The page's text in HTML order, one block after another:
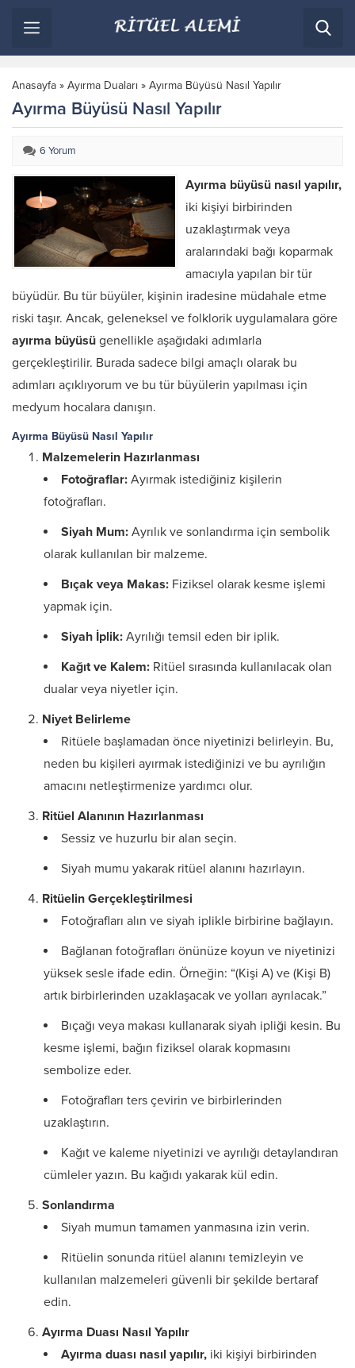
Anasayfa » Ayırma Duaları » Ayırma Büyüsü Nasıl Yapılır
Ayırma Büyüsü Nasıl Yapılır
6 Yorum
Ayırma büyüsü nasıl yapılır,
iki kişiyi birbirinden
uzaklaştırmak veya
aralarındaki bağı koparmak
amacıyla yapılan bir tür
büyüdür. Bu tür büyüler, kişinin iradesine müdahale etme
riski taşır. Ancak, geleneksel ve folklorik uygulamalara göre
ayırma büyüsü genellikle aşağıdaki adımlarla
gerçekleştirilir. Burada sadece bilgi amaçlı olarak bu
adımları açıklıyorum ve bu tür büyülerin yapılması için
medyum hocalara danışın.
Ayırma Büyüsü Nasıl Yapılır
Malzemelerin Hazırlanması
Fotoğraflar: Ayırmak istediğiniz kişilerin
fotoğrafları.
Siyah Mum: Ayrılık ve sonlandırma için sembolik
olarak kullanılan bir malzeme.
Bıçak veya Makas: Fiziksel olarak kesme işlemi
yapmak için.
Siyah İplik: Ayrılığı temsil eden bir iplik.
Kağıt ve Kalem: Ritüel sırasında kullanılacak olan
dualar veya niyetler için.
Niyet Belirleme
Ritüele başlamadan önce niyetinizi belirleyin. Bu,
neden bu kişileri ayırmak istediğinizi ve bu ayrılığın
amacını netleştirmenize yardımcı olur.
Ritüel Alanının Hazırlanması
Sessiz ve huzurlu bir alan seçin.
Siyah mumu yakarak ritüel alanını hazırlayın.
Ritüelin Gerçekleştirilmesi
Fotoğrafları alın ve siyah iplikle birbirine bağlayın.
Bağlanan fotoğrafları önünüze koyun ve niyetinizi
yüksek sesle ifade edin. Örneğin: “(Kişi A) ve (Kişi B)
artık birbirlerinden uzaklaşacak ve yolları ayrılacak.”
Bıçağı veya makası kullanarak siyah ipliği kesin. Bu
kesme işlemi, bağın fiziksel olarak kopmasını
sembolize eder.
Fotoğrafları ters çevirin ve birbirlerinden
uzaklaştırın.
Kağıt ve kaleme niyetinizi ve ayrılığı detaylandıran
cümleler yazın. Bu kağıdı yakarak kül edin.
Sonlandırma
Siyah mumun tamamen yanmasına izin verin.
Ritüelin sonunda ritüel alanını temizleyin ve
kullanılan malzemeleri güvenli bir şekilde bertaraf
edin.
Ayırma Duası Nasıl Yapılır
Ayırma duası nasıl yapılır, iki kişiyi birbirinden